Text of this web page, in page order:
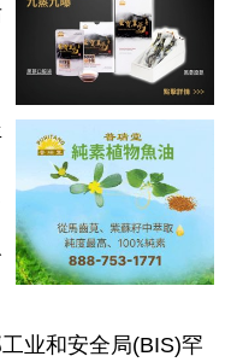
业和安全局(BIS)罕